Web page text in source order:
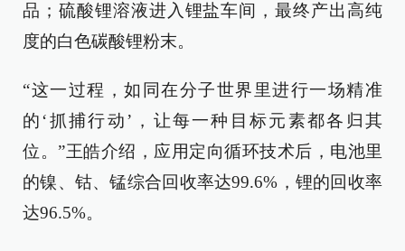
品；硫酸锂溶液进入锂盐车间，最终产出高纯
度的白色碳酸锂粉末。
“这一过程，如同在分子世界里进行一场精准
的‘抓捕行动’，让每一种目标元素都各归其
位。”王皓介绍，应用定向循环技术后，电池里
的镍、钴、锰综合回收率达99.6%，锂的回收率
达96.5%。